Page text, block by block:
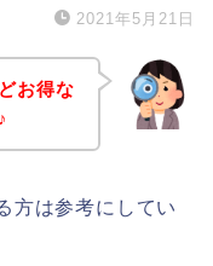
2021年5月21日
お得な
方は参考にしてい